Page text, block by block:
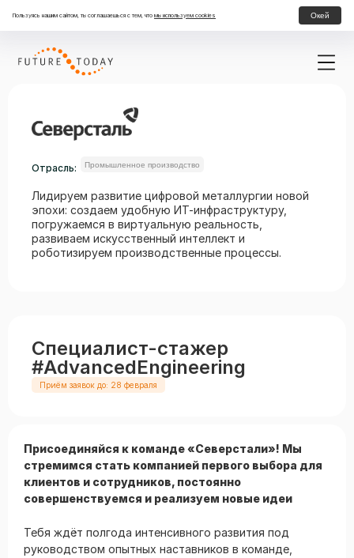
Пользуясь нашим сайтом, ты соглашаешься с тем, что мы используем cookies Окей
Отрасль: Промышленное производство
Лидируем развитие цифровой металлургии новой
эпохи: создаем удобную ИТ-инфраструктуру,
погружаемся в виртуальную реальность,
развиваем искусственный интеллект и
роботизируем производственные процессы.
Специалист-стажер
#AdvancedEngineering
Приём заявок до: 28 февраля
Присоединяйся к команде «Северстали»! Мы
стремимся стать компанией первого выбора для
клиентов и сотрудников, постоянно
совершенствуемся и реализуем новые идеи
Тебя ждёт полгода интенсивного развития под
руководством опытных наставников в команде,